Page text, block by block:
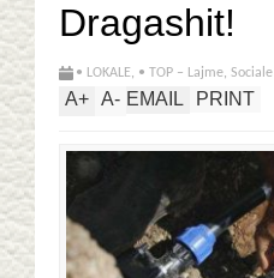
Dragashit!
• LOKALE, • TOP – Lajme, Sociale
A+ A- EMAIL PRINT